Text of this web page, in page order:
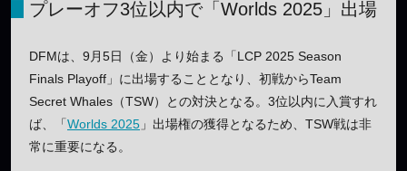
プレーオフ3位以内で「Worlds 2025」出場
DFMは、9月5日（金）より始まる「LCP 2025 Season
Finals Playoff」に出場することとなり、初戦からTeam
Secret Whales（TSW）との対決となる。3位以内に入賞すれ
ば、「Worlds 2025 」出場権の獲得となるため、TSW戦は非
常に重要になる。